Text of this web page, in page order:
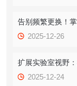
2025-12-26
扩展实验室视野
2025-12-24